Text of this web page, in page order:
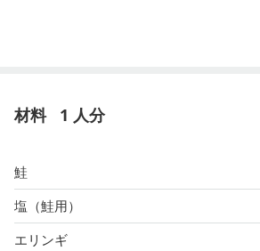
材料 1 人分
鮭
塩（鮭用）
エリンギ